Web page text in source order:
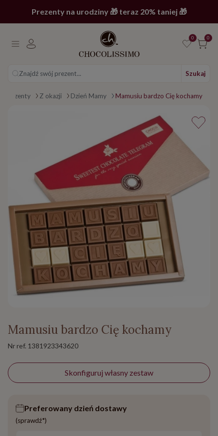
Prezenty na urodziny 🎁 teraz 20% taniej 🎁
0 0
Znajdź swój prezent... Szukaj
główna
Prezenty Z okazji Dzień Mamy Mamusiu bardzo Cię kochamy
Mamusiu bardzo Cię kochamy
Nr ref. 1381923343620
Skonfiguruj własny zestaw
Preferowany dzień dostawy
(sprawdź*)